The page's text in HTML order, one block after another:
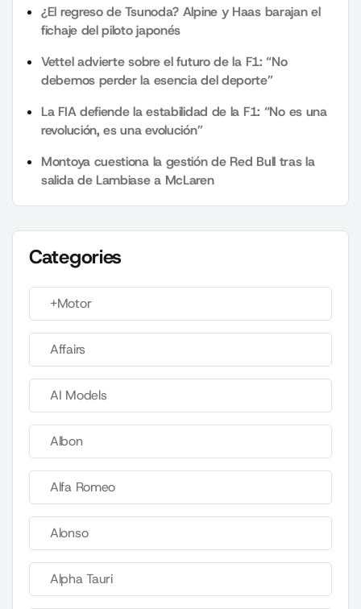
¿El regreso de Tsunoda? Alpine y Haas barajan el
fichaje del piloto japonés
Vettel advierte sobre el futuro de la F1: “No
debemos perder la esencia del deporte”
La FIA defiende la estabilidad de la F1: “No es una
revolución, es una evolución”
Montoya cuestiona la gestión de Red Bull tras la
salida de Lambiase a McLaren
Categories
+Motor
Affairs
AI Models
Albon
Alfa Romeo
Alonso
Alpha Tauri